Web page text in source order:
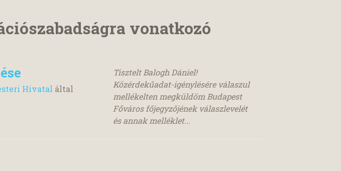
vonatkozó
Hivatal által
Tisztelt Balogh Dániel!
Közérdekűadat-igénylésére válaszul
mellékelten megküldöm Budapest
Főváros főjegyzőjének válaszlevelét
és annak melléklet...